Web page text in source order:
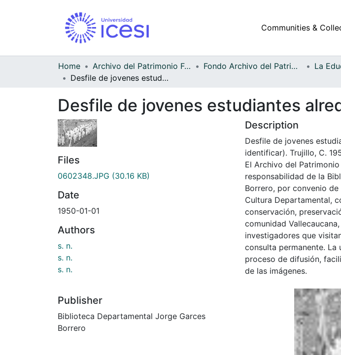
Communities &
Home Archivo del Patrimonio Fotográfico y Fílmico del Valle del Cauca Fondo Archivo del Patrimonio Fotográfico y Fílmico del Valle del Cauca
Desfile de jovenes estudiantes alrededor del parque
Desfile de jovenes estudiantes
Files
0602348.JPG (30.16 KB)
Date
1950-01-01
Authors
s. n.
s. n.
s. n.
Publisher
Biblioteca Departamental Jorge Garces
Borrero
Description
Desfile de jovenes
identificar). Trujillo, C.
El Archivo del
responsabilidad de la
Borrero, por convenio
Cultura Departamental,
conservación,
comunidad
investigadores que
consulta permanente. La
proceso de difusión,
de las imágenes.